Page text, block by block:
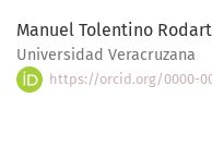
Manuel Tolentino
Universidad Veracruzana
https://orcid.org/0000-